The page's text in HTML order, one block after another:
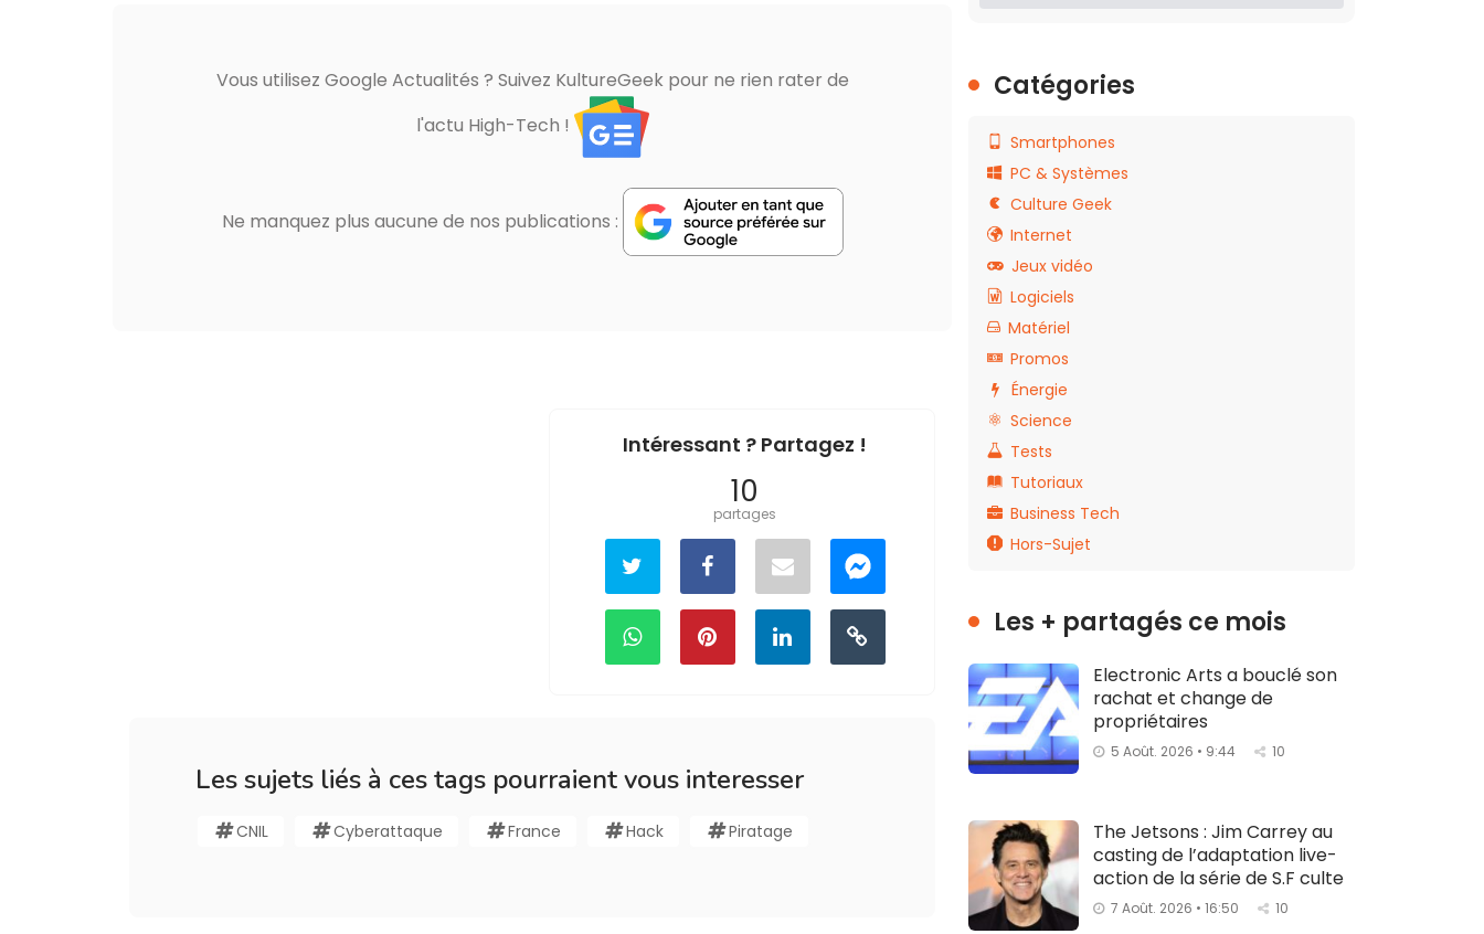
Vous utilisez Google Actualités ? Suivez KultureGeek pour ne rien rater de
l'actu High-Tech !
Ne manquez plus aucune de nos publications :
Intéressant ? Partagez !
10
partages
Les sujets liés à ces tags pourraient vous interesser
CNIL Cyberattaque France Hack Piratage
Catégories
Smartphones
PC & Systèmes
Culture Geek
Internet
Jeux vidéo
Logiciels
Matériel
Promos
Énergie
Science
Tests
Tutoriaux
Business Tech
Hors-Sujet
Les + partagés ce mois
Electronic Arts a bouclé son
rachat et change de
propriétaires
5 Août. 2026 • 9:44 10
The Jetsons : Jim Carrey au
casting de l’adaptation live-
action de la série de S.F culte
7 Août. 2026 • 16:50 10